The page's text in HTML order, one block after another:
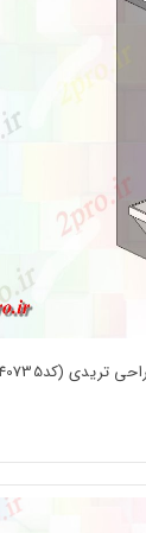
(کد140735)